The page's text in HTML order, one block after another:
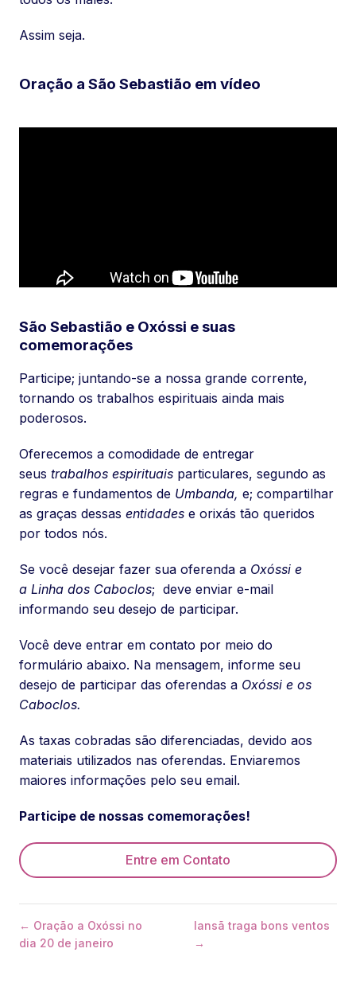
Assim seja.
Oração a São Sebastião em vídeo
São Sebastião e Oxóssi e suas
comemorações
Participe; juntando-se a nossa grande corrente,
tornando os trabalhos espirituais ainda mais
poderosos.
Oferecemos a comodidade de entregar
seus trabalhos espirituais particulares, segundo as
regras e fundamentos de Umbanda, e; compartilhar
as graças dessas entidades e orixás tão queridos
por todos nós.
Se você desejar fazer sua oferenda a Oxóssi e
a Linha dos Caboclos; deve enviar e-mail
informando seu desejo de participar.
Você deve entrar em contato por meio do
formulário abaixo. Na mensagem, informe seu
desejo de participar das oferendas a Oxóssi e os
Caboclos.
As taxas cobradas são diferenciadas, devido aos
materiais utilizados nas oferendas. Enviaremos
maiores informações pelo seu email.
Participe de nossas comemorações!
Entre em Contato
← Oração a Oxóssi no
dia 20 de janeiro
Iansã traga bons ventos
→